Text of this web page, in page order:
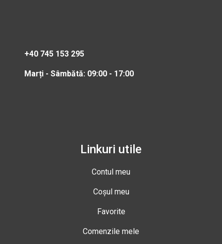
+40 745 153 295
Marți - Sâmbătă: 09:00 - 17:00
Linkuri utile
Contul meu
Coșul meu
Favorite
Comenzile mele